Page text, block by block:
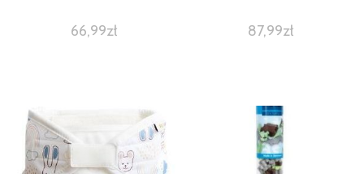
66,99zł 87,99zł